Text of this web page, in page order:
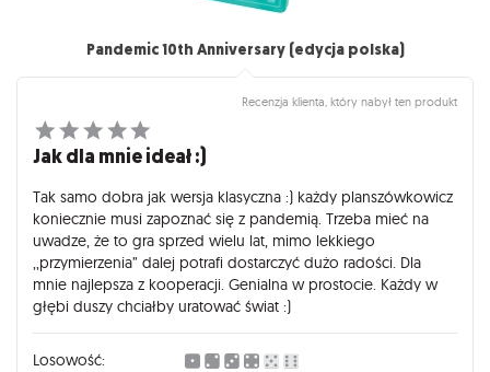
Pandemic 10th Anniversary (edycja polska)
Recenzja klienta, który nabył ten produkt
Jak dla mnie ideał :)
Tak samo dobra jak wersja klasyczna :) każdy planszówkowicz
koniecznie musi zapoznać się z pandemią. Trzeba mieć na
uwadze, że to gra sprzed wielu lat, mimo lekkiego
,,przymierzenia” dalej potrafi dostarczyć dużo radości. Dla
mnie najlepsza z kooperacji. Genialna w prostocie. Każdy w
głębi duszy chciałby uratować świat :)
Losowość: